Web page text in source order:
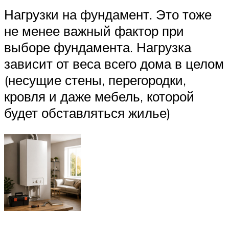
Нагрузки на фундамент. Это тоже
не менее важный фактор при
выборе фундамента. Нагрузка
зависит от веса всего дома в целом
(несущие стены, перегородки,
кровля и даже мебель, которой
будет обставляться жилье)